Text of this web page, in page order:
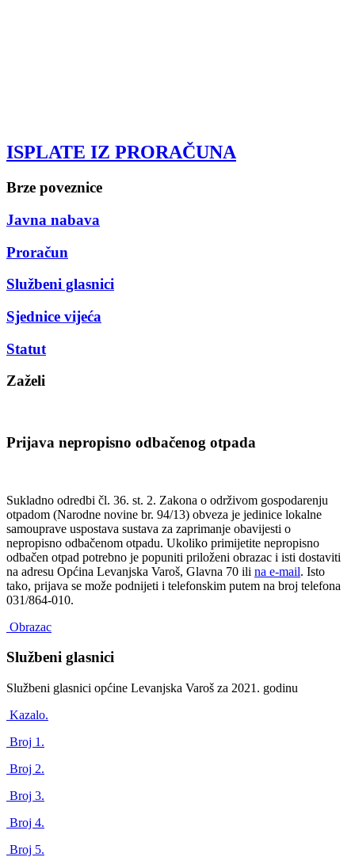
ISPLATE IZ PRORAČUNA
Brze poveznice
Javna nabava
Proračun
Službeni glasnici
Sjednice vijeća
Statut
Zaželi
Prijava nepropisno odbačenog otpada
Sukladno odredbi čl. 36. st. 2. Zakona o održivom gospodarenju
otpadom (Narodne novine br. 94/13) obveza je jedinice lokalne
samouprave uspostava sustava za zaprimanje obavijesti o
nepropisno odbačenom otpadu. Ukoliko primijetite nepropisno
odbačen otpad potrebno je popuniti priloženi obrazac i isti dostaviti
na adresu Općina Levanjska Varoš, Glavna 70 ili na e-mail. Isto
tako, prijava se može podnijeti i telefonskim putem na broj telefona
031/864-010.
Obrazac
Službeni glasnici
Službeni glasnici općine Levanjska Varoš za 2021. godinu
Kazalo.
Broj 1.
Broj 2.
Broj 3.
Broj 4.
Broj 5.